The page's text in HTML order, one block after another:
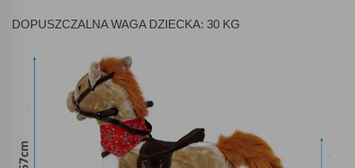
DOPUSZCZALNA WAGA DZIECKA: 30 KG